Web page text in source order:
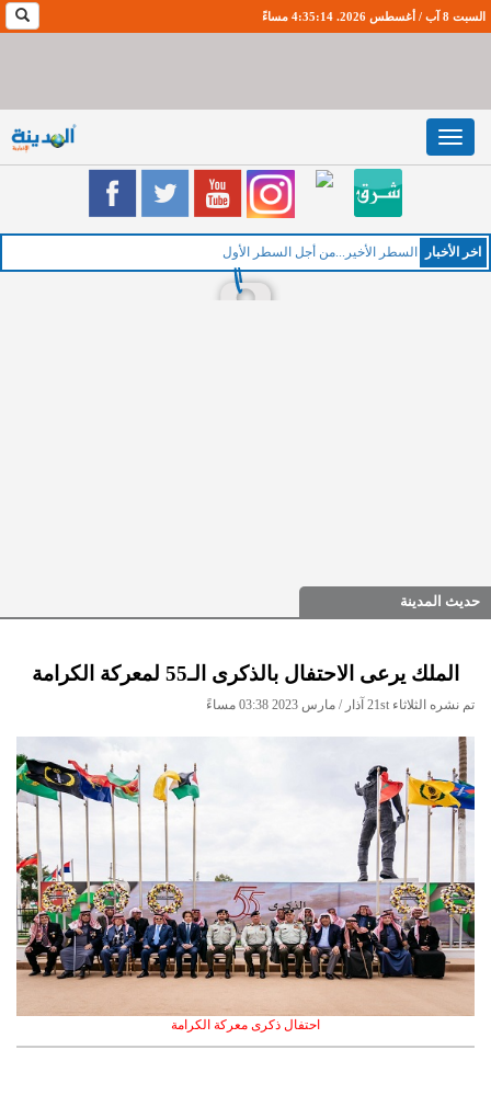
السبت 8 آب / أغسطس 2026. 4:35:15 مساءً
Toggle
navigation
اخر اﻷخبار
حديث المدينة
الملك يرعى الاحتفال بالذكرى الـ55 لمعركة الكرامة
تم نشره الثلاثاء 21st آذار / مارس 2023 03:38 مساءً
احتفال ذكرى معركة الكرامة